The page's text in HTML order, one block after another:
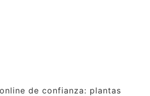
de confianza: plantas